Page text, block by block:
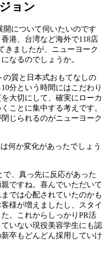
ョン
について伺いたいのです
港、台湾など海外で118店
きましたが、ニューヨーク
なるのでしょうか。
の質と日本式おもてなしの
分という時間にはこだわり
大切にして、確実にローカ
ことに集中する考えです。
じられるのがニューヨーク
何か変化があったでしょう
、真っ先に反応があった
ですね。喜んでいただいて
では心配されていたのかも
様が増えましたし、スタイ
。これからしっかりPR活
いない現役美容学生にも認
卒もどんどん採用していけ